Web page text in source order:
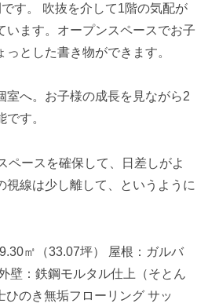
す。 吹抜を介して1階の気配が
います。オープンスペースでお子
とした書き物ができます。
室へ。お子様の成長を見ながら2
す。
ペースを確保して、日差しがよ
視線は少し離して、というように
㎡（33.07坪） 屋根：ガルバ
壁：鉄鋼モルタル仕上（そとん
ひのき無垢フローリング サッ